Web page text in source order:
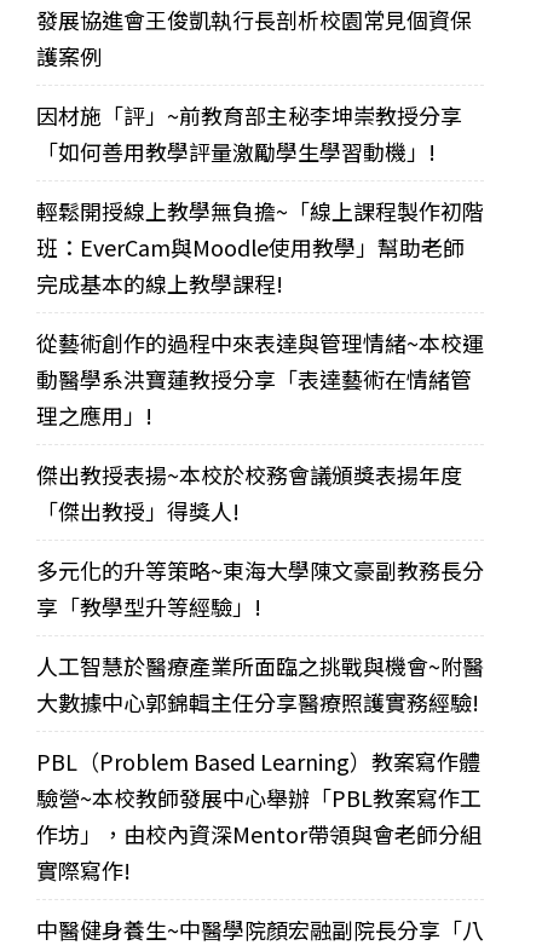
發展協進會王俊凱執行長剖析校園常見個資保
護案例
因材施「評」~前教育部主秘李坤崇教授分享
「如何善用教學評量激勵學生學習動機」!
輕鬆開授線上教學無負擔~「線上課程製作初階
班：EverCam與Moodle使用教學」幫助老師
完成基本的線上教學課程!
從藝術創作的過程中來表達與管理情緒~本校運
動醫學系洪寶蓮教授分享「表達藝術在情緒管
理之應用」!
傑出教授表揚~本校於校務會議頒獎表揚年度
「傑出教授」得獎人!
多元化的升等策略~東海大學陳文豪副教務長分
享「教學型升等經驗」!
人工智慧於醫療產業所面臨之挑戰與機會~附醫
大數據中心郭錦輯主任分享醫療照護實務經驗!
PBL（Problem Based Learning）教案寫作體
驗營~本校教師發展中心舉辦「PBL教案寫作工
作坊」，由校內資深Mentor帶領與會老師分組
實際寫作!
中醫健身養生~中醫學院顏宏融副院長分享「八